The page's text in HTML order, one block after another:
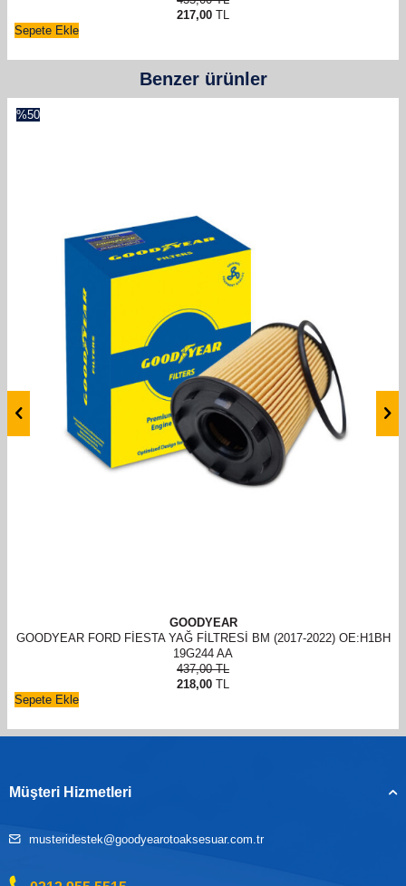
217,00 TL
Sepete Ekle
Benzer ürünler
%50
GOODYEAR
GOODYEAR FORD FİESTA YAĞ FİLTRESİ BM (2017-2022) OE:H1BH
19G244 AA
437,00TL
218,00 TL
Sepete Ekle
Müşteri Hizmetleri
musteridestek@goodyearotoaksesuar.com.tr